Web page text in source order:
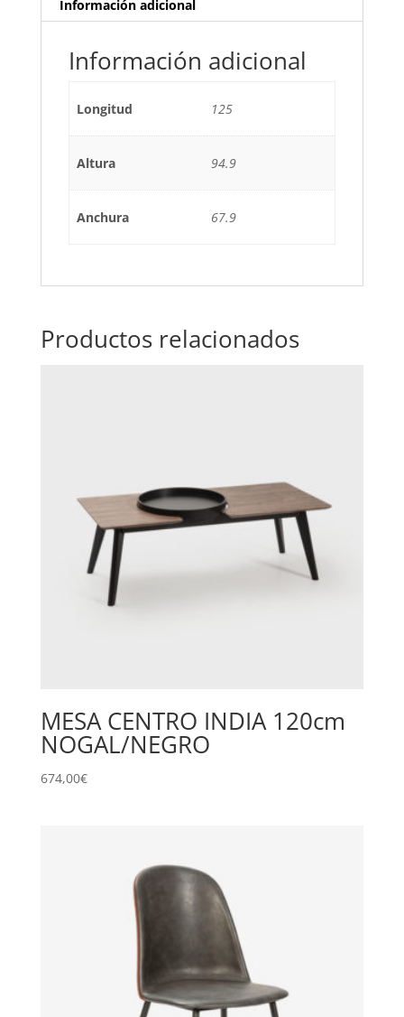
Información adicional
Información adicional
Longitud 125
Altura 94.9
Anchura 67.9
Productos relacionados
MESA CENTRO INDIA 120cm
NOGAL/NEGRO
674,00€